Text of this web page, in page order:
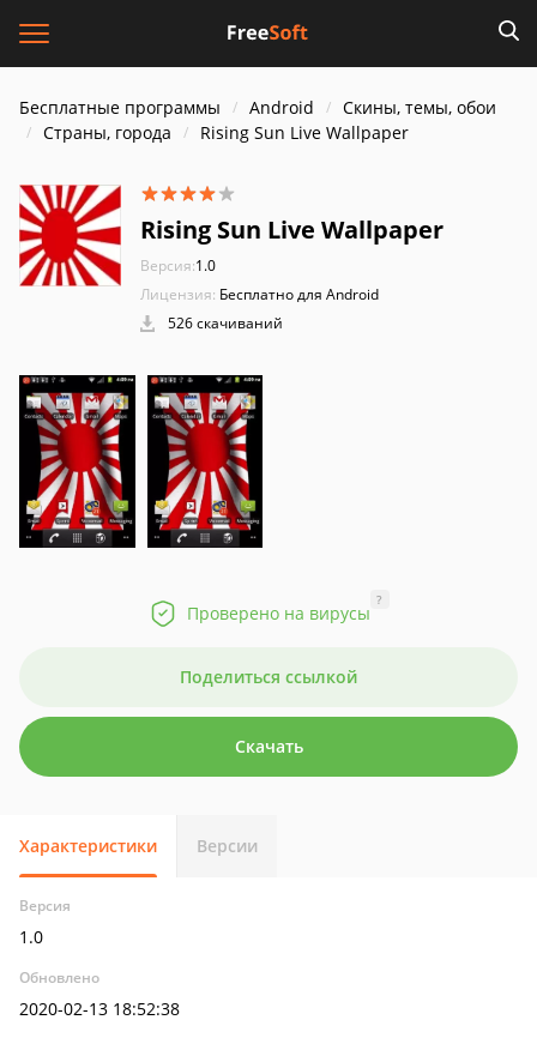
Бесплатные программы Android
Скины, темы, обои
Страны, города
Rising Sun Live Wallpaper
Rising Sun Live Wallpaper
Версия:1.0
Лицензия: Бесплатно для Android
526 скачиваний
Проверено на вирусы
?
Поделиться ссылкой
Скачать
Характеристики Версии
Версия
1.0
Обновлено
2020-02-13 18:52:38